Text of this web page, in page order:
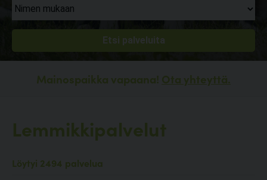
Mainospaikka vapaana! Ota yhteyttä.
Lemmikkipalvelut
Löytyi 2494 palvelua